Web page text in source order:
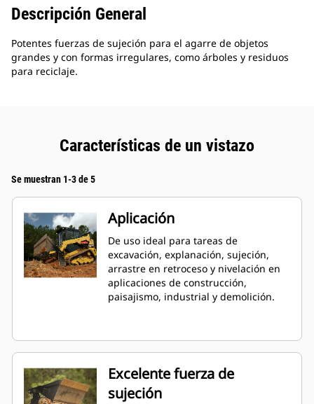
Descripción General
Potentes fuerzas de sujeción para el agarre de objetos
grandes y con formas irregulares, como árboles y residuos
para reciclaje.
Características de un vistazo
Se muestran 1-3 de 5
Aplicación
De uso ideal para tareas de
excavación, explanación, sujeción,
arrastre en retroceso y nivelación en
aplicaciones de construcción,
paisajismo, industrial y demolición.
Excelente fuerza de
sujeción